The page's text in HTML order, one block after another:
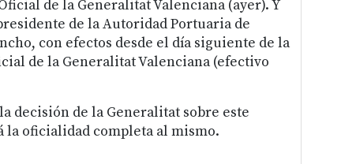
de la Generalitat Valenciana (ayer). Y
de la Autoridad Portuaria de
con efectos desde el día siguiente de la
de la Generalitat Valenciana (efectivo
decisión de la Generalitat sobre este
la oficialidad completa al mismo.